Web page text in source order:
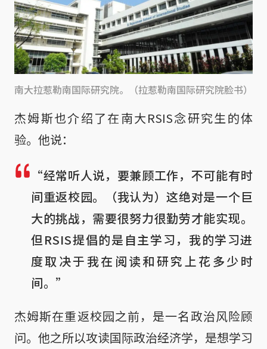
南大拉惹勒南国际研究院。（拉惹勒南国际研究院脸书）
杰姆斯也介绍了在南大RSIS念研究生的体
验。他说：
“经常听人说，要兼顾工作，不可能有时
间重返校园。（我认为）这绝对是一个巨
大的挑战，需要很努力很勤劳才能实现。
但RSIS提倡的是自主学习，我的学习进
度取决于我在阅读和研究上花多少时
间。”
杰姆斯在重返校园之前，是一名政治风险顾
问。他之所以攻读国际政治经济学，是想学习